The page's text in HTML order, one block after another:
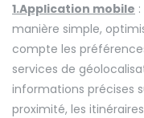
1.Application mobile
manière simple,
compte les
services de
informations précises
proximité, les